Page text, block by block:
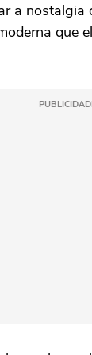
a nostalgia
que